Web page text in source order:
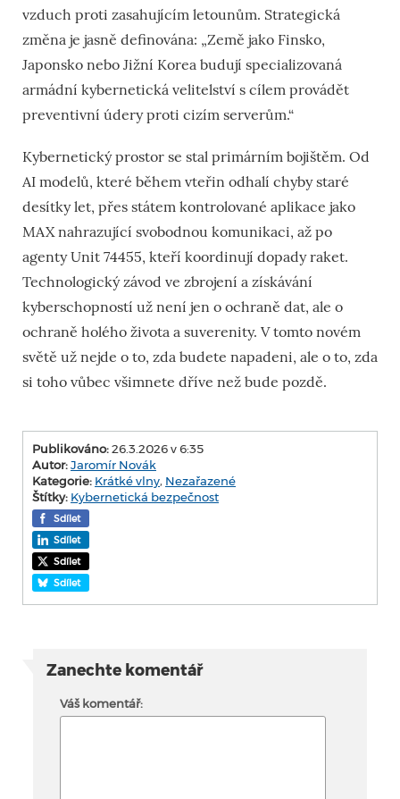
vzduch proti zasahujícím letounům. Strategická
změna je jasně definována: „Země jako Finsko,
Japonsko nebo Jižní Korea budují specializovaná
armádní kybernetická velitelství s cílem provádět
preventivní údery proti cizím serverům.“
Kybernetický prostor se stal primárním bojištěm. Od
AI modelů, které během vteřin odhalí chyby staré
desítky let, přes státem kontrolované aplikace jako
MAX nahrazující svobodnou komunikaci, až po
agenty Unit 74455, kteří koordinují dopady raket.
Technologický závod ve zbrojení a získávání
kyberschopností už není jen o ochraně dat, ale o
ochraně holého života a suverenity. V tomto novém
světě už nejde o to, zda budete napadeni, ale o to, zda
si toho vůbec všimnete dříve než bude pozdě.
Publikováno:26.3.2026 v 6:35
Autor:Jaromír Novák
Kategorie: Krátké vlny, Nezařazené
Štítky: Kybernetická bezpečnost
Sdílet
Sdílet
Sdílet
Sdílet
Zanechte komentář
Váš komentář: